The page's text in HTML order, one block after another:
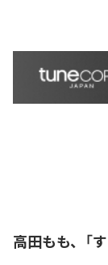
高田もも、「